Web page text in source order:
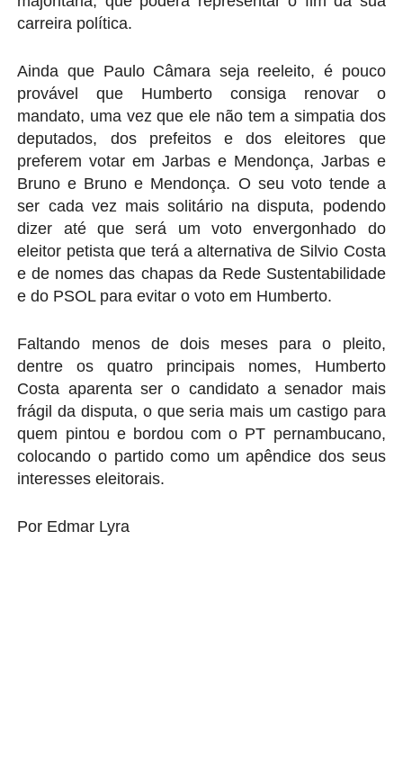
carreira política.
Ainda que Paulo Câmara seja reeleito, é pouco
provável que Humberto consiga renovar o
mandato, uma vez que ele não tem a simpatia dos
deputados, dos prefeitos e dos eleitores que
preferem votar em Jarbas e Mendonça, Jarbas e
Bruno e Bruno e Mendonça. O seu voto tende a
ser cada vez mais solitário na disputa, podendo
dizer até que será um voto envergonhado do
eleitor petista que terá a alternativa de Silvio Costa
e de nomes das chapas da Rede Sustentabilidade
e do PSOL para evitar o voto em Humberto.
Faltando menos de dois meses para o pleito,
dentre os quatro principais nomes, Humberto
Costa aparenta ser o candidato a senador mais
frágil da disputa, o que seria mais um castigo para
quem pintou e bordou com o PT pernambucano,
colocando o partido como um apêndice dos seus
interesses eleitorais.
Por Edmar Lyra